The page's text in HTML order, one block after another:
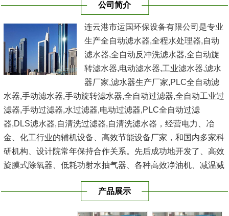
公司简介
连云港市运国环保设备有限公司是专业
生产全自动滤水器,全程水处理器,自动
滤水器,全自动反冲洗滤水器,全自动旋
转滤水器,电动滤水器,工业滤水器,滤水
器厂家,滤水器生产厂家,PLC全自动滤
水器,手动滤水器,手动旋转滤水器,全自动过滤器,全自动工业过
滤器,手动过滤器,水过滤器,电动过滤器,PLC全自动过滤
器,DLS滤水器,自清洗过滤器,自清洗滤水器，经营电力、冶
金、化工行业的辅机设备、高效节能设备厂家，和国内多家科
研机构、设计院常年保持合作关系。先后成功地开发了、高效
旋膜式除氧器、低耗功射水抽气器、各种高效净油机、减温减
冷油器、空气冷却...[查看详情]产品展示